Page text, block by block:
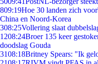
809:19Hoe 30 landen zich
China en Noord-Korea
308:25Vollering slaat
1208:24Broer 135 keer
doodslag Gouda
3108:18Britney Spears: "Ik